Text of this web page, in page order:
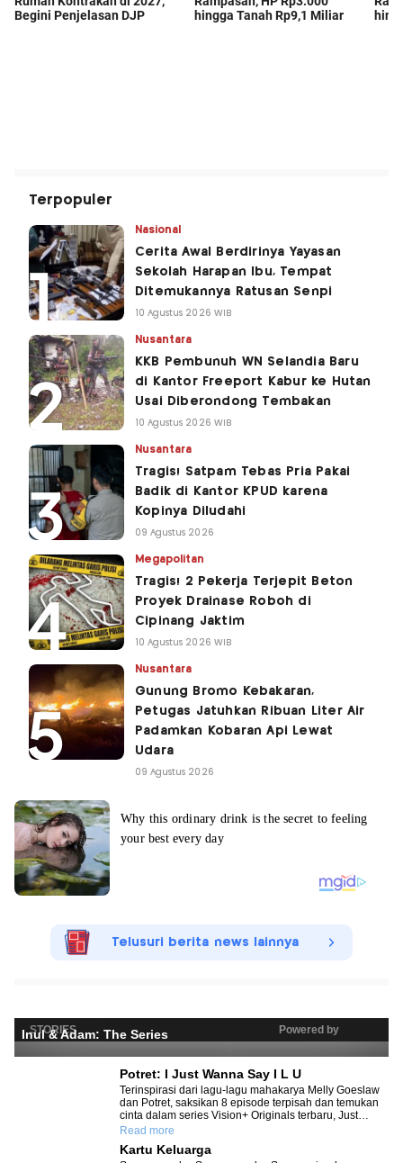
Terpopuler
Nasional
Cerita Awal Berdirinya Yayasan
Sekolah Harapan Ibu, Tempat
Ditemukannya Ratusan Senpi
10 Agustus 2026 WIB
Nusantara
KKB Pembunuh WN Selandia Baru
di Kantor Freeport Kabur ke Hutan
Usai Diberondong Tembakan
10 Agustus 2026 WIB
Nusantara
Tragis! Satpam Tebas Pria Pakai
Badik di Kantor KPUD karena
Kopinya Diludahi
09 Agustus 2026
Megapolitan
Tragis! 2 Pekerja Terjepit Beton
Proyek Drainase Roboh di
Cipinang Jaktim
10 Agustus 2026 WIB
Nusantara
Gunung Bromo Kebakaran,
Petugas Jatuhkan Ribuan Liter Air
Padamkan Kobaran Api Lewat
Udara
09 Agustus 2026
Telusuri berita news lainnya